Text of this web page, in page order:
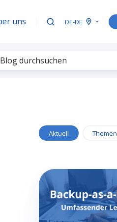
uns DE-DE
Aktuell Themen